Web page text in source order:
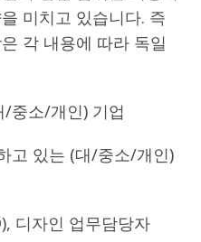
미치고 있습니다. 즉
각 내용에 따라 독일
/중소/개인) 기업
고 있는 (대/중소/개인)
디자인 업무담당자